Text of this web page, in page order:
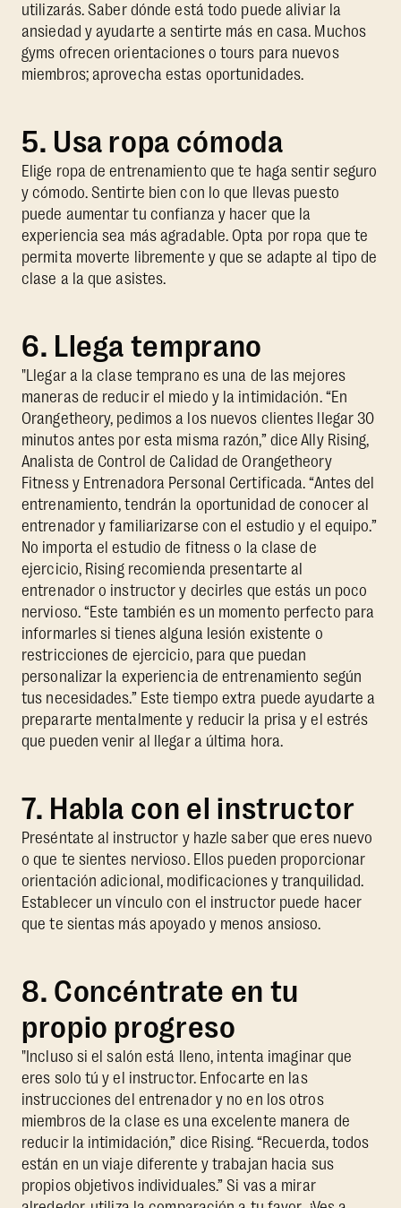
utilizarás. Saber dónde está todo puede aliviar la
ansiedad y ayudarte a sentirte más en casa. Muchos
gyms ofrecen orientaciones o tours para nuevos
miembros; aprovecha estas oportunidades.
5. Usa ropa cómoda
Elige ropa de entrenamiento que te haga sentir seguro
y cómodo. Sentirte bien con lo que llevas puesto
puede aumentar tu confianza y hacer que la
experiencia sea más agradable. Opta por ropa que te
permita moverte libremente y que se adapte al tipo de
clase a la que asistes.
6. Llega temprano
"Llegar a la clase temprano es una de las mejores
maneras de reducir el miedo y la intimidación. “En
Orangetheory, pedimos a los nuevos clientes llegar 30
minutos antes por esta misma razón,” dice Ally Rising,
Analista de Control de Calidad de Orangetheory
Fitness y Entrenadora Personal Certificada. “Antes del
entrenamiento, tendrán la oportunidad de conocer al
entrenador y familiarizarse con el estudio y el equipo.”
No importa el estudio de fitness o la clase de
ejercicio, Rising recomienda presentarte al
entrenador o instructor y decirles que estás un poco
nervioso. “Este también es un momento perfecto para
informarles si tienes alguna lesión existente o
restricciones de ejercicio, para que puedan
personalizar la experiencia de entrenamiento según
tus necesidades.” Este tiempo extra puede ayudarte a
prepararte mentalmente y reducir la prisa y el estrés
que pueden venir al llegar a última hora.
7. Habla con el instructor
Preséntate al instructor y hazle saber que eres nuevo
o que te sientes nervioso. Ellos pueden proporcionar
orientación adicional, modificaciones y tranquilidad.
Establecer un vínculo con el instructor puede hacer
que te sientas más apoyado y menos ansioso.
8. Concéntrate en tu
propio progreso
"Incluso si el salón está lleno, intenta imaginar que
eres solo tú y el instructor. Enfocarte en las
instrucciones del entrenador y no en los otros
miembros de la clase es una excelente manera de
reducir la intimidación,” dice Rising. “Recuerda, todos
están en un viaje diferente y trabajan hacia sus
propios objetivos individuales.” Si vas a mirar